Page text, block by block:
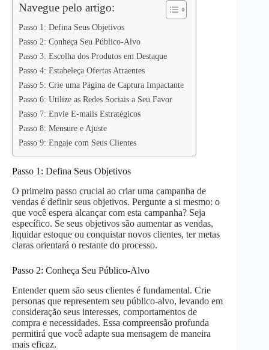
Navegue pelo artigo:
Passo 1: Defina Seus Objetivos
Passo 2: Conheça Seu Público-Alvo
Passo 3: Escolha dos Produtos em Destaque
Passo 4: Estabeleça Ofertas Atraentes
Passo 5: Crie uma Página de Captura Impactante
Passo 6: Utilize as Redes Sociais a Seu Favor
Passo 7: Envie E-mails Estratégicos
Passo 8: Mensure e Ajuste
Passo 9: Engaje com Seus Clientes
Passo 1: Defina Seus Objetivos
O primeiro passo crucial ao criar uma campanha de
vendas é definir seus objetivos. Pergunte a si mesmo: o
que você espera alcançar com esta campanha? Seja
específico. Se seus objetivos são aumentar as vendas,
liquidar estoque ou conquistar novos clientes, ter metas
claras orientará o restante do processo.
Passo 2: Conheça Seu Público-Alvo
Entender quem são seus clientes é fundamental. Crie
personas que representem seu público-alvo, levando em
consideração seus interesses, comportamentos de
compra e necessidades. Essa compreensão profunda
permitirá que você adapte sua mensagem de maneira
mais eficaz.